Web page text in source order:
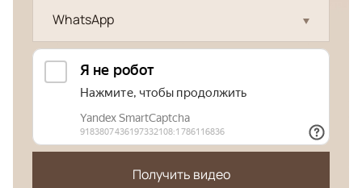
WhatsApp
Получить видео